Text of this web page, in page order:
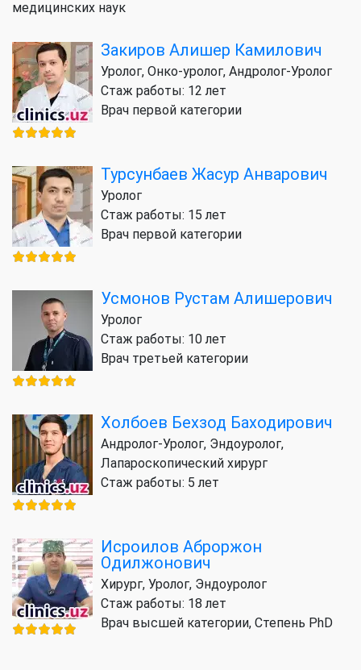
медицинских наук
Закиров Алишер Камилович
Уролог, Онко-уролог, Андролог-Уролог
Стаж работы: 12 лет
Врач первой категории
Турсунбаев Жасур Анварович
Уролог
Стаж работы: 15 лет
Врач первой категории
Усмонов Рустам Алишерович
Уролог
Стаж работы: 10 лет
Врач третьей категории
Холбоев Бехзод Баходирович
Андролог-Уролог, Эндоуролог,
Лапароскопический хирург
Стаж работы: 5 лет
Исроилов Аброржон
Одилжонович
Хирург, Уролог, Эндоуролог
Стаж работы: 18 лет
Врач высшей категории, Степень PhD